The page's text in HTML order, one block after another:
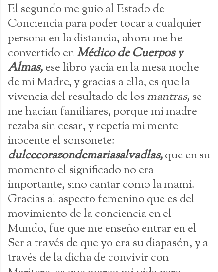
El segundo me guio al Estado de
Conciencia para poder tocar a cualquier
persona en la distancia, ahora me he
convertido enMédico de Cuerpos y
Almas,ese libro yacía en la mesa noche
de mi Madre, y gracias a ella, es que la
vivencia del resultado de los mantras, se
me hacían familiares, porque mi madre
rezaba sin cesar, y repetía mi mente
inocente el sonsonete:
dulcecorazondemariasalvadlas,que en su
momento el significado no era
importante, sino cantar como la mami.
Gracias al aspecto femenino que es del
movimiento de la conciencia en el
Mundo, fue que me enseño entrar en el
Ser a través de que yo era su diapasón, y a
través de la dicha de convivir con